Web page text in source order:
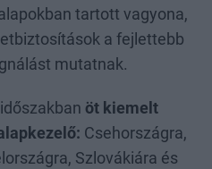
tartott vagyona,
a fejlettebb
mutatnak.
öt kiemelt
Csehországra,
Szlovákiára és